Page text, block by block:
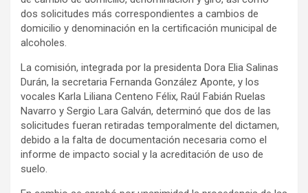
dos solicitudes más correspondientes a cambios de
domicilio y denominación en la certificación municipal de
alcoholes.
La comisión, integrada por la presidenta Dora Elia Salinas
Durán, la secretaria Fernanda González Aponte, y los
vocales Karla Liliana Centeno Félix, Raúl Fabián Ruelas
Navarro y Sergio Lara Galván, determinó que dos de las
solicitudes fueran retiradas temporalmente del dictamen,
debido a la falta de documentación necesaria como el
informe de impacto social y la acreditación de uso de
suelo.